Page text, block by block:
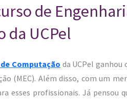
de
da UCPel
Computação da UCPel ganhou
(MEC). Além disso, com um
esses profissionais. Já pensou